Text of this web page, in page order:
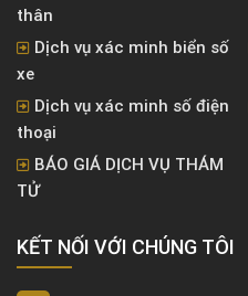
thân
Dịch vụ xác minh biển số
xe
Dịch vụ xác minh số điện
thoại
BÁO GIÁ DỊCH VỤ THÁM
TỬ
KẾT NỐI VỚI CHÚNG TÔI